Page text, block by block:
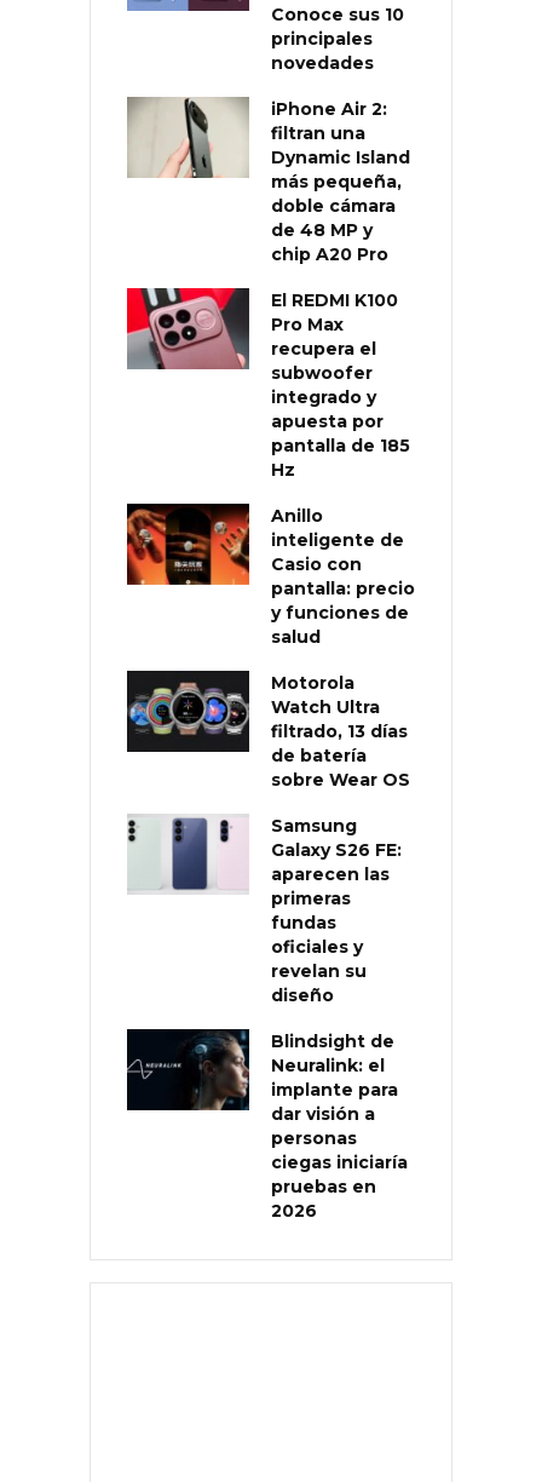
Conoce sus 10
principales
novedades
iPhone Air 2:
filtran una
Dynamic Island
más pequeña,
doble cámara
de 48 MP y
chip A20 Pro
El REDMI K100
Pro Max
recupera el
subwoofer
integrado y
apuesta por
pantalla de 185
Hz
Anillo
inteligente de
Casio con
pantalla: precio
y funciones de
salud
Motorola
Watch Ultra
filtrado, 13 días
de batería
sobre Wear OS
Samsung
Galaxy S26 FE:
aparecen las
primeras
fundas
oficiales y
revelan su
diseño
Blindsight de
Neuralink: el
implante para
dar visión a
personas
ciegas iniciaría
pruebas en
2026